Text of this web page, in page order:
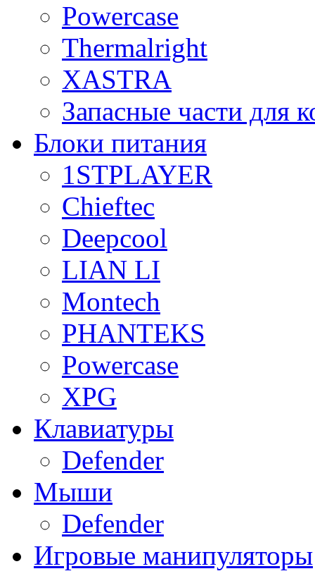
Powercase
Thermalright
XASTRA
Запасные части для
Блоки питания
1STPLAYER
Chieftec
Deepcool
LIAN LI
Montech
PHANTEKS
Powercase
XPG
Клавиатуры
Defender
Мыши
Defender
Игровые манипуляторы